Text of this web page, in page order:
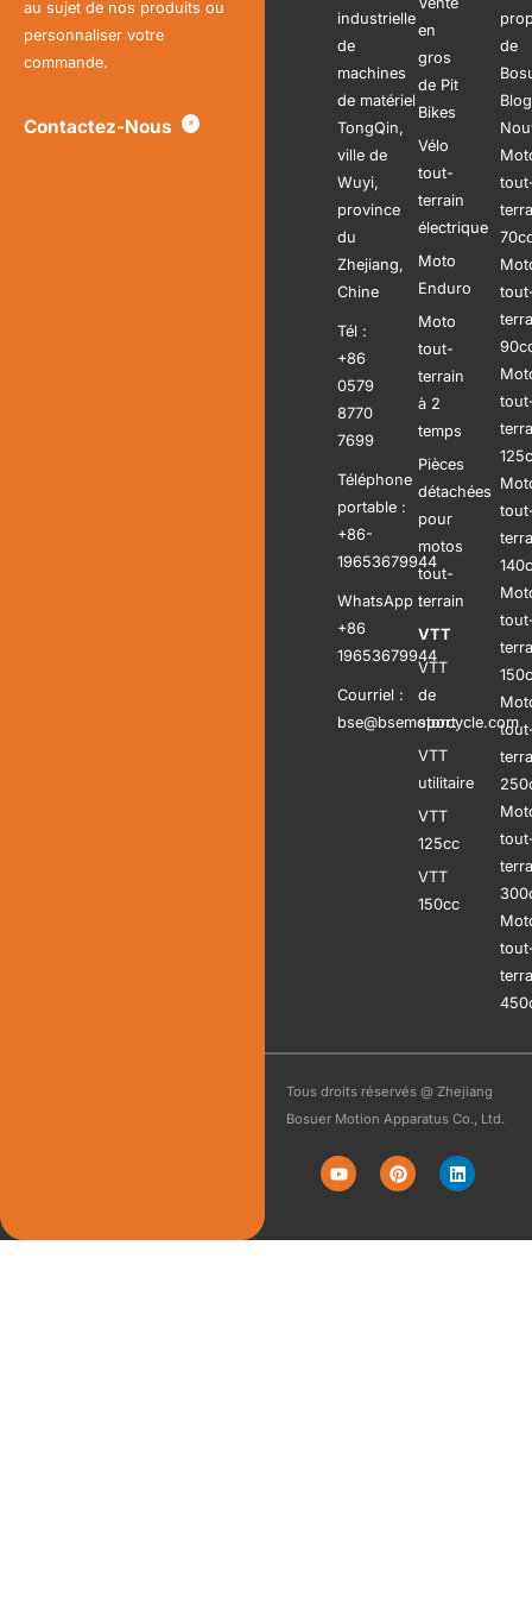
au sujet de nos produits ou
personnaliser votre
commande.
Contactez-Nous
industrielle
de
machines
de matériel
TongQin,
ville de
Wuyi,
province
du
Zhejiang,
Chine
Tél :
+86
0579
8770
7699
Téléphone
portable :
+86-
19653679944
WhatsApp :
+86
19653679944
Courriel :
bse@bsemotorcycle.com
en
gros
de Pit
Bikes
Vélo
tout-
terrain
électrique
Moto
Enduro
Moto
tout-
terrain
à 2
temps
Pièces
détachées
pour
motos
tout-
terrain
VTT
VTT
de
sport
VTT
utilitaire
VTT
125cc
VTT
150cc
de
Blog
Tous droits réservés @ Zhejiang
Bosuer Motion Apparatus Co., Ltd.